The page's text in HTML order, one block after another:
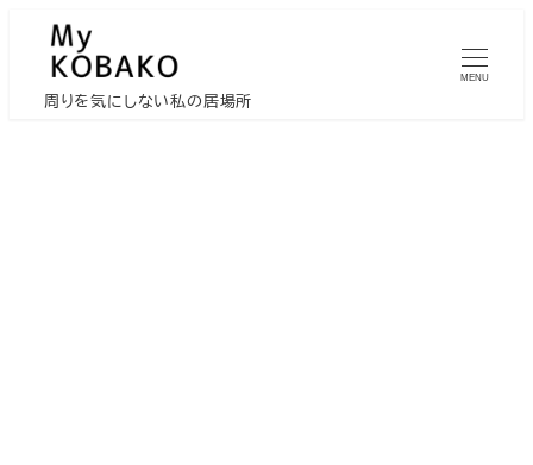
周りを気にしない私の居場所
MENU